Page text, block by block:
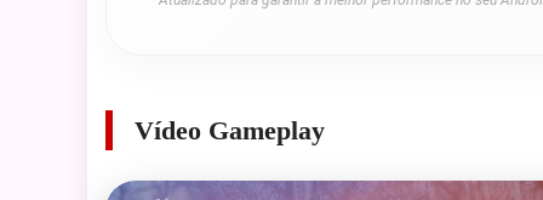
Vídeo Gameplay